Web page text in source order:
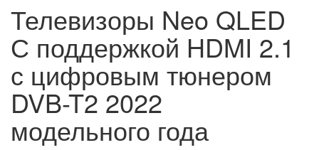
Телевизоры Neo QLED
С поддержкой HDMI 2.1
с цифровым тюнером
DVB-T2 2022
модельного года